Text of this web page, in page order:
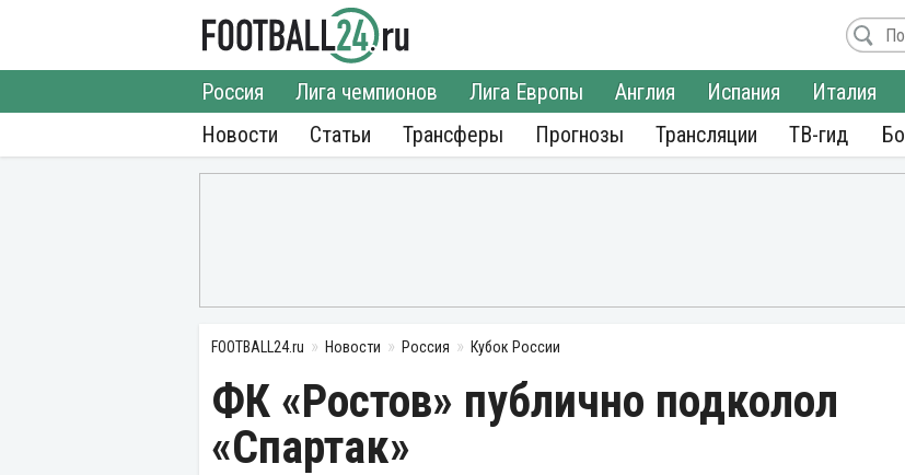
Новости
Россия Лига чемпионов Лига Европы Англия Испания Италия
Статьи
Трансферы Прогнозы Трансляции ТВ-гид
FOOTBALL24.ru Новости Россия Кубок России
ФК «Ростов» публично подколол
«Спартак»